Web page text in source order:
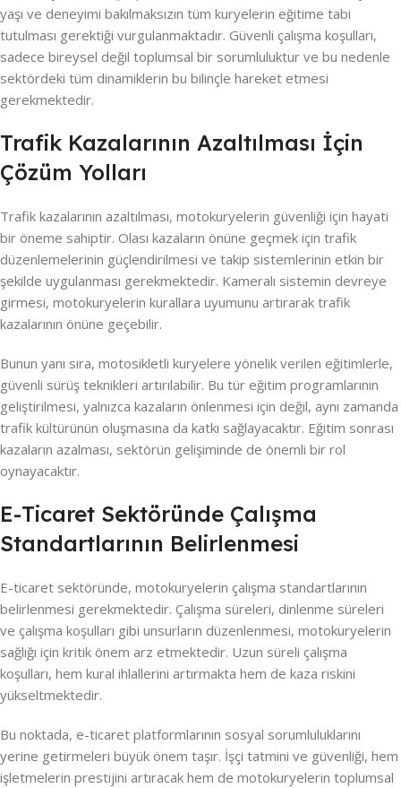
yaşı ve deneyimi bakılmaksızın tüm kuryelerin eğitime tabi
tutulması gerektiği vurgulanmaktadır. Güvenli çalışma koşulları,
sadece bireysel değil toplumsal bir sorumluluktur ve bu nedenle
sektördeki tüm dinamiklerin bu bilinçle hareket etmesi
gerekmektedir.
Trafik Kazalarının Azaltılması İçin
Çözüm Yolları
Trafik kazalarının azaltılması, motokuryelerin güvenliği için hayati
bir öneme sahiptir. Olası kazaların önüne geçmek için trafik
düzenlemelerinin güçlendirilmesi ve takip sistemlerinin etkin bir
şekilde uygulanması gerekmektedir. Kameralı sistemin devreye
girmesi, motokuryelerin kurallara uyumunu artırarak trafik
kazalarının önüne geçebilir.
Bunun yanı sıra, motosikletli kuryelere yönelik verilen eğitimlerle,
güvenli sürüş teknikleri artırılabilir. Bu tür eğitim programlarının
geliştirilmesi, yalnızca kazaların önlenmesi için değil, aynı zamanda
trafik kültürünün oluşmasına da katkı sağlayacaktır. Eğitim sonrası
kazaların azalması, sektörün gelişiminde de önemli bir rol
oynayacaktır.
E-Ticaret Sektöründe Çalışma
Standartlarının Belirlenmesi
E-ticaret sektöründe, motokuryelerin çalışma standartlarının
belirlenmesi gerekmektedir. Çalışma süreleri, dinlenme süreleri
ve çalışma koşulları gibi unsurların düzenlenmesi, motokuryelerin
sağlığı için kritik önem arz etmektedir. Uzun süreli çalışma
koşulları, hem kural ihlallerini artırmakta hem de kaza riskini
yükseltmektedir.
Bu noktada, e-ticaret platformlarının sosyal sorumluluklarını
yerine getirmeleri büyük önem taşır. İşçi tatmini ve güvenliği, hem
işletmelerin prestijini artıracak hem de motokuryelerin toplumsal